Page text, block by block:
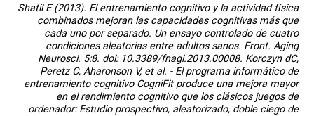
Shatil E (2013). El entrenamiento cognitivo y la actividad física
combinados mejoran las capacidades cognitivas más que
cada uno por separado. Un ensayo controlado de cuatro
condiciones aleatorias entre adultos sanos. Front. Aging
Neurosci. 5:8. doi: 10.3389/fnagi.2013.00008. Korczyn dC,
Peretz C, Aharonson V, et al. - El programa informático de
entrenamiento cognitivo CogniFit produce una mejora mayor
en el rendimiento cognitivo que los clásicos juegos de
ordenador: Estudio prospectivo, aleatorizado, doble ciego de